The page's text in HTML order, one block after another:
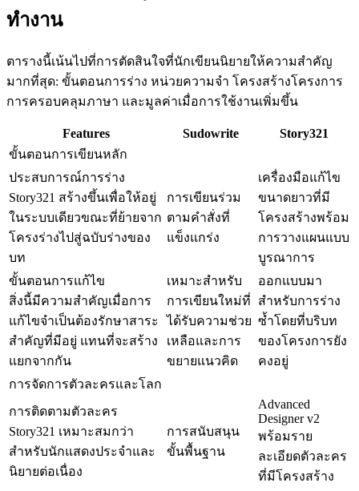
ทำงาน
ตารางนี้เน้นไปที่การตัดสินใจที่นักเขียนนิยายให้ความสำคัญ
มากที่สุด: ขั้นตอนการร่าง หน่วยความจำ โครงสร้างโครงการ
การครอบคลุมภาษา และมูลค่าเมื่อการใช้งานเพิ่มขึ้น
Features Sudowrite
Story321
ขั้นตอนการเขียนหลัก
ประสบการณ์การร่าง
Story321 สร้างขึ้นเพื่อให้อยู่
ในระบบเดียวขณะที่ย้ายจาก
โครงร่างไปสู่ฉบับร่างของ
บท
การเขียนร่วม
ตามคำสั่งที่
แข็งแกร่ง
เครื่องมือแก้ไข
ขนาดยาวที่มี
โครงสร้างพร้อม
การวางแผนแบบ
บูรณาการ
ขั้นตอนการแก้ไข
สิ่งนี้มีความสำคัญเมื่อการ
แก้ไขจำเป็นต้องรักษาสาระ
สำคัญที่มีอยู่ แทนที่จะสร้าง
แยกจากกัน
เหมาะสำหรับ
การเขียนใหม่ที่
ได้รับความช่วย
เหลือและการ
ขยายแนวคิด
ออกแบบมา
สำหรับการร่าง
ซ้ำโดยที่บริบท
ของโครงการยัง
คงอยู่
การจัดการตัวละครและโลก
การติดตามตัวละคร
Story321 เหมาะสมกว่า
สำหรับนักแสดงประจำและ
นิยายต่อเนื่อง
การสนับสนุน
ขั้นพื้นฐาน
Advanced
Designer v2
พร้อมราย
ละเอียดตัวละคร
ที่มีโครงสร้าง